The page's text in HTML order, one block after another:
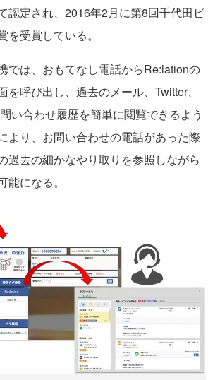
認定され、2016年2月に第8回千代田ビ
を受賞している。
では、おもてなし電話からRe:lationの
を呼び出し、過去のメール、Twitter、
い合わせ履歴を簡単に閲覧できるよう
より、お問い合わせの電話があった際
過去の細かなやり取りを参照しながら
能になる。